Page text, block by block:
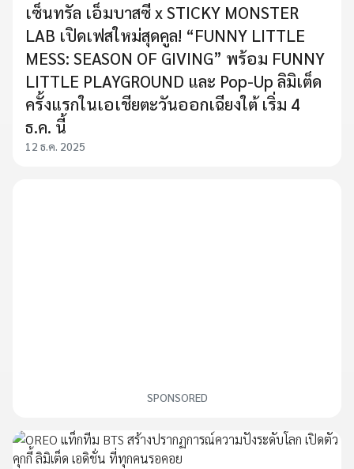
เซ็นทรัล เอ็มบาสซี x STICKY MONSTER
LAB เปิดเฟสใหม่สุดคูล! “FUNNY LITTLE
MESS: SEASON OF GIVING” พร้อม FUNNY
LITTLE PLAYGROUND และ Pop-Up ลิมิเต็ด
ครั้งแรกในเอเชียตะวันออกเฉียงใต้ เริ่ม 4
ธ.ค. นี้
12 ธ.ค. 2025
SPONSORED